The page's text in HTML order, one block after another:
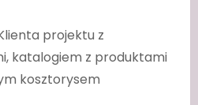
projektu z
katalogiem z produktami
kosztorysem